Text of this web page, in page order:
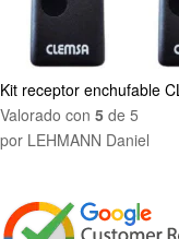
Kit receptor enchufable
Valorado con 5 de 5
por LEHMANN Daniel